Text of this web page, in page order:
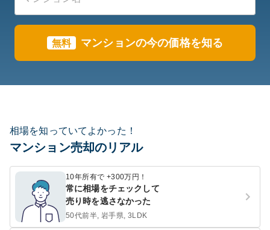
無料 マンションの今の価格を知る
相場を知っていてよかった！
マンション売却のリアル
10年所有で +300万円！
常に相場をチェックして
売り時を逃さなかった
50代前半, 岩手県, 3LDK